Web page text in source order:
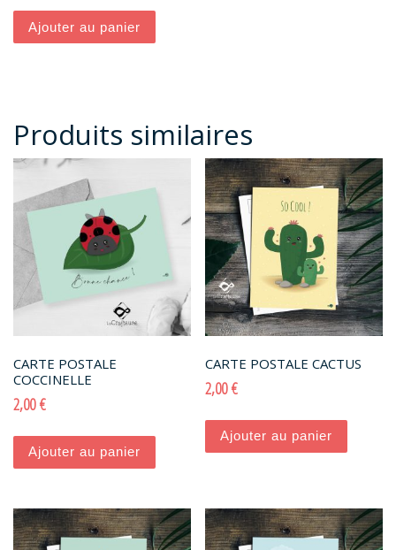
Ajouter au panier
Produits similaires
CARTE POSTALE
COCCINELLE
2,00€
Ajouter au panier
CARTE POSTALE CACTUS
2,00€
Ajouter au panier